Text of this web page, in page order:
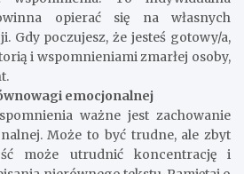
opierać się na własnych
Gdy poczujesz, że jesteś gotowy/a,
i wspomnieniami zmarłej osoby,
emocjonalnej
ważne jest zachowanie
Może to być trudne, ale zbyt
może utrudnić koncentrację i